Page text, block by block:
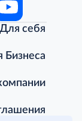
Для себя
и баланс
Бизнеса